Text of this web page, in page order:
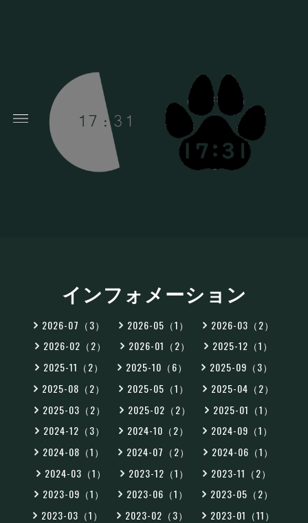
インフォメーション
2026-07（3） 2026-05（1）
2026-03（2）
2026-02（2）
2026-01（2）
2025-12（1）
2025-11（2）
2025-10（6）
2025-09（3）
2025-08（2）
2025-05（1）
2025-04（2）
2025-03（2）
2025-02（2）
2025-01（1）
2024-12（3）
2024-10（2）
2024-09（1）
2024-08（1）
2024-07（2）
2024-06（1）
2024-03（1）
2023-12（1）
2023-11（2）
2023-09（1）
2023-06（1）
2023-05（2）
2023-03（1）
2023-02（3）
2023-01（11）